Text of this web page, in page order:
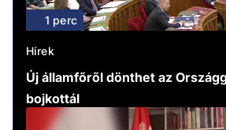
1 perc
Hírek
Új államfőről dönthet az
bojkottál